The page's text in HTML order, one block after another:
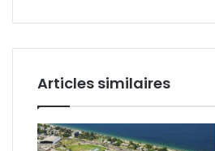
Gabon
Articles similaires